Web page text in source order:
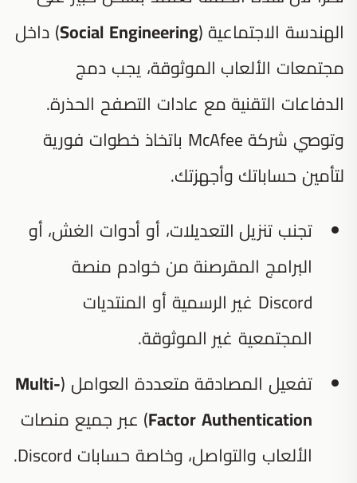
الهندسة الاجتماعية (Social Engineering) داخل
مجتمعات الألعاب الموثوقة، يجب دمج
الدفاعات التقنية مع عادات التصفح الحذرة.
وتوصي شركة McAfee باتخاذ خطوات فورية
لتأمين حساباتك وأجهزتك.
تجنب تنزيل التعديلات، أو أدوات الغش، أو
البرامج المقرصنة من خوادم منصة
Discord غير الرسمية أو المنتديات
المجتمعية غير الموثوقة.
تفعيل المصادقة متعددة العوامل (Multi-
Factor Authentication) عبر جميع منصات
الألعاب والتواصل، وخاصة حسابات Discord.